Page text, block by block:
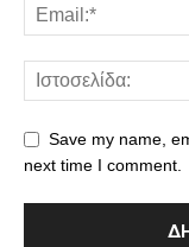
Save my name,
next time I comment.